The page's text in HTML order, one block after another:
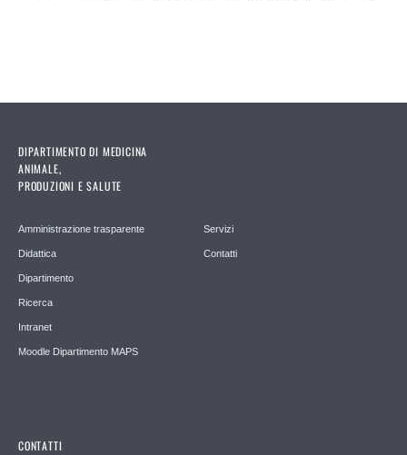
DIPARTIMENTO DI MEDICINA
ANIMALE,
PRODUZIONI E SALUTE
Amministrazione trasparente
Didattica
Dipartimento
Ricerca
Intranet
Moodle Dipartimento MAPS
Servizi
Contatti
CONTATTI